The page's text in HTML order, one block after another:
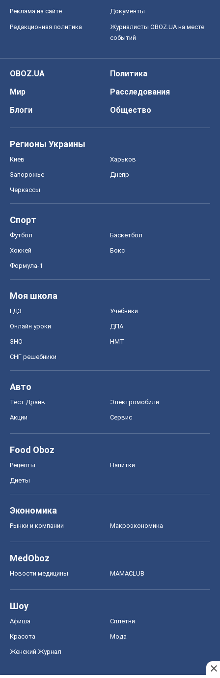
Реклама на сайте Документы
Редакционная политика
Журналисты OBOZ.UA на месте
событий
OBOZ.UA
Политика
Мир
Расследования
Блоги
Общество
Регионы Украины
Киев Харьков
Запорожье Днепр
Черкассы
Спорт
Футбол Баскетбол
Хоккей Бокс
Формула-1
Моя школа
ГДЗ Учебники
Онлайн уроки ДПА
ЗНО НМТ
СНГ решебники
Авто
Тест Драйв Электромобили
Акции Сервис
Food Oboz
Рецепты Напитки
Диеты
Экономика
Рынки и компании Mакроэкономика
MedOboz
Новости медицины MAMACLUB
Шоу
Афиша Сплетни
Красота Мода
Женский Журнал